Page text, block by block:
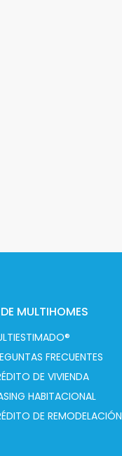
MULTIHOMES
FRECUENTES
DE VIVIENDA
HABITACIONAL
DE REMODELACIÓN